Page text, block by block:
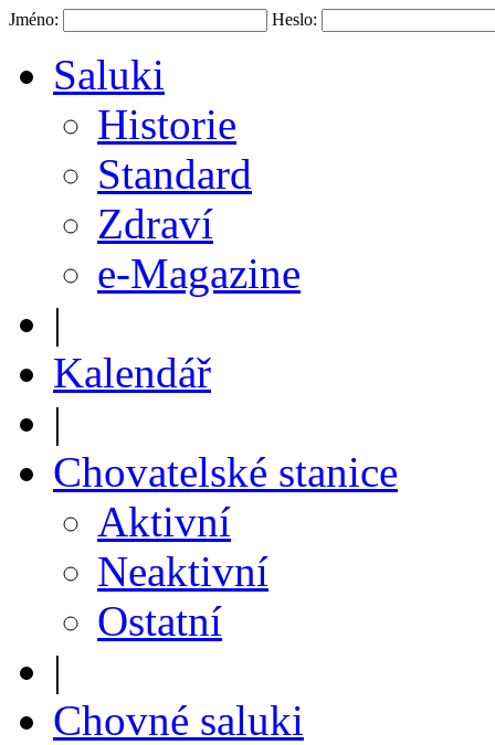
Jméno: Heslo:
Saluki
Historie
Standard
Zdraví
e-Magazine
|
Kalendář
|
Chovatelské stanice
Aktivní
Neaktivní
Ostatní
|
Chovné saluki